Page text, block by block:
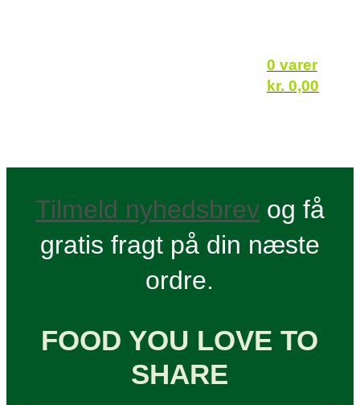
0 varer
kr. 0,00
Tilmeld nyhedsbrevog få
gratis fragt på din næste
ordre.
FOOD YOU LOVE TO
SHARE